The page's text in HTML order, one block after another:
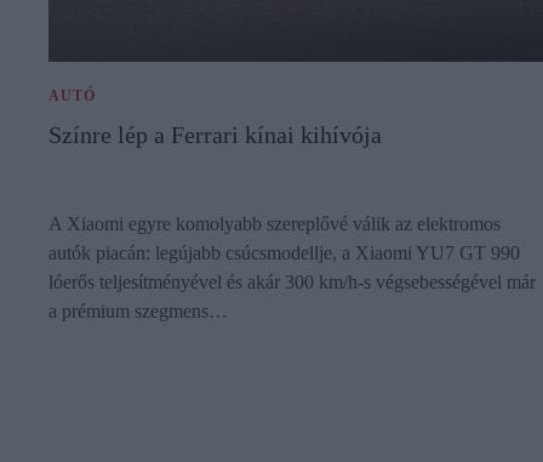
AUTÓ
Színre lép a Ferrari kínai kihívója
A Xiaomi egyre komolyabb szereplővé válik az elektromos
autók piacán: legújabb csúcsmodellje, a Xiaomi YU7 GT 990
lóerős teljesítményével és akár 300 km/h-s végsebességével már
a prémium szegmens…